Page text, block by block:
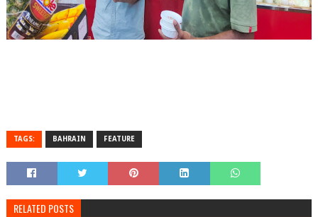
TAGS: BAHRAIN FEATURE
RELATED POSTS